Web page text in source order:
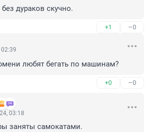
дураков скучно.
+1 –0
любят бегать по машинам?
+0 –0
03:18
заняты самокатами.